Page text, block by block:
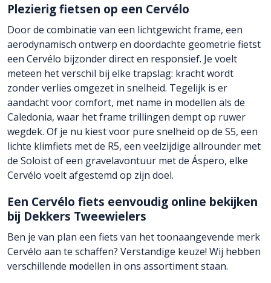
Plezierig fietsen op een Cervélo
Door de combinatie van een lichtgewicht frame, een
aerodynamisch ontwerp en doordachte geometrie fietst
een Cervélo bijzonder direct en responsief. Je voelt
meteen het verschil bij elke trapslag: kracht wordt
zonder verlies omgezet in snelheid. Tegelijk is er
aandacht voor comfort, met name in modellen als de
Caledonia, waar het frame trillingen dempt op ruwer
wegdek. Of je nu kiest voor pure snelheid op de S5, een
lichte klimfiets met de R5, een veelzijdige allrounder met
de Soloist of een gravelavontuur met de Áspero, elke
Cervélo voelt afgestemd op zijn doel.
Een Cervélo fiets eenvoudig online bekijken
bij Dekkers Tweewielers
Ben je van plan een fiets van het toonaangevende merk
Cervélo aan te schaffen? Verstandige keuze! Wij hebben
verschillende modellen in ons assortiment staan.